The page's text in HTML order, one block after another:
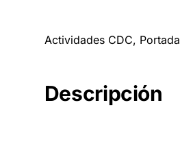
Actividades CDC, Portada
Descripción